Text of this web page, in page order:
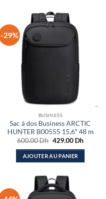
-29%
BUSINESS
Sac à dos Business ARCTIC
HUNTER B00555 15,6″ 48 m
600.00Dh Le
initial
était :
429.00 DhLe
actuel
AJOUTER AU PANIER